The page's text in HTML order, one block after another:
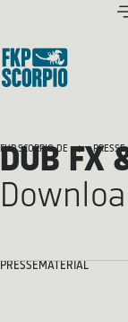
FKP SCORPIO.DE PRESSE
DUB FX
PRESSEMATERIAL